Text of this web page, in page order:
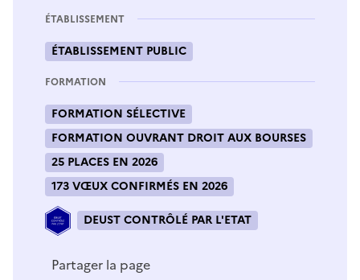
ÉTABLISSEMENT
ÉTABLISSEMENT PUBLIC
FORMATION
FORMATION SÉLECTIVE
FORMATION OUVRANT DROIT AUX BOURSES
25 PLACES EN 2026
173 VŒUX CONFIRMÉS EN 2026
DEUST CONTRÔLÉ PAR L'ETAT
Partager la page